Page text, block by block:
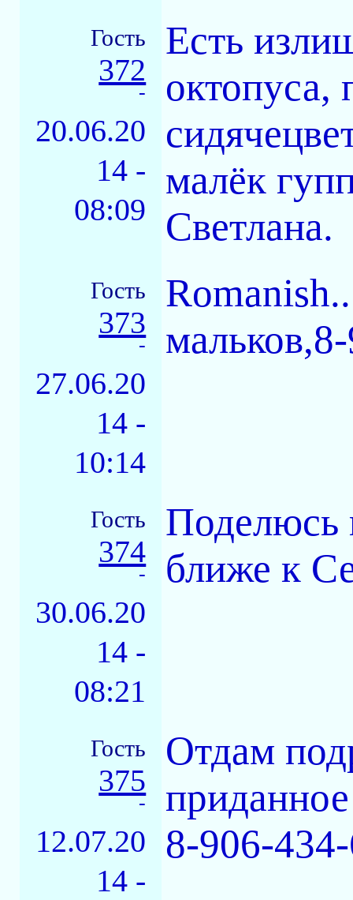
Гость
372
-
20.06.20
14 -
08:09
Есть
малёк
Светлана.
Гость
373
-
27.06.20
14 -
10:14
Гость
374
-
30.06.20
14 -
08:21
Поделюсь
ближе к
Гость
375
-
12.07.20
14 -
Отдам
8-906-